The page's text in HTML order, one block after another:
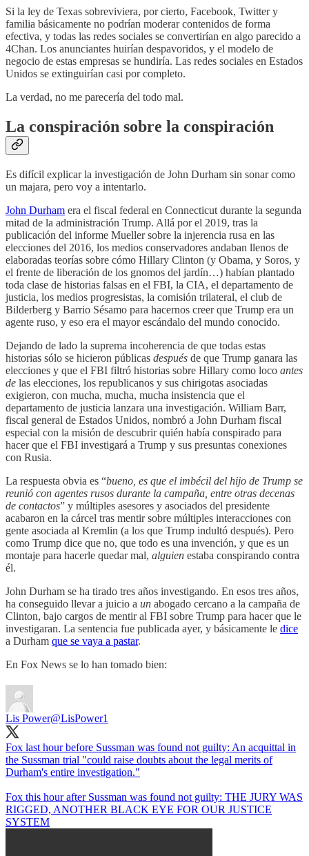
Si la ley de Texas sobreviviera, por cierto, Facebook, Twitter y
familia básicamente no podrían moderar contenidos de forma
efectiva, y todas las redes sociales se convertirían en algo parecido a
4Chan. Los anunciantes huirían despavoridos, y el modelo de
negocio de estas empresas se hundiría. Las redes sociales en Estados
Unidos se extinguirían casi por completo.
La verdad, no me parecería del todo mal.
La conspiración sobre la conspiración
Es difícil explicar la investigación de John Durham sin sonar como
un majara, pero voy a intentarlo.
John Durham era el fiscal federal en Connecticut durante la segunda
mitad de la administración Trump. Allá por el 2019, tras la
publicación del informe Mueller sobre la injerencia rusa en las
elecciones del 2016, los medios conservadores andaban llenos de
elaboradas teorías sobre cómo Hillary Clinton (y Obama, y Soros, y
el frente de liberación de los gnomos del jardín…) habían plantado
toda clase de historias falsas en el FBI, la CIA, el departamento de
justicia, los medios progresistas, la comisión trilateral, el club de
Bilderberg y Barrio Sésamo para hacernos creer que Trump era un
agente ruso, y eso era el mayor escándalo del mundo conocido.
Dejando de lado la suprema incoherencia de que todas estas
historias sólo se hicieron públicas después de que Trump ganara las
elecciones y que el FBI filtró historias sobre Hillary como loco antes
de las elecciones, los republicanos y sus chirigotas asociadas
exigieron, con mucha, mucha, mucha insistencia que el
departamento de justicia lanzara una investigación. William Barr,
fiscal general de Estados Unidos, nombró a John Durham fiscal
especial con la misión de descubrir quién había conspirado para
hacer que el FBI investigará a Trump y sus presuntas conexiones
con Rusia.
La respuesta obvia es “bueno, es que el imbécil del hijo de Trump se
reunió con agentes rusos durante la campaña, entre otras decenas
de contactos” y múltiples asesores y asociados del presidente
acabaron en la cárcel tras mentir sobre múltiples interacciones con
gente asociada al Kremlin (a los que Trump indultó después). Pero
como Trump dice que no, que todo es una invención, y que es un
montaje para hacerle quedar mal, alguien estaba conspirando contra
él.
John Durham se ha tirado tres años investigando. En esos tres años,
ha conseguido llevar a juicio a un abogado cercano a la campaña de
Clinton, bajo cargos de mentir al FBI sobre Trump para hacer que le
investigaran. La sentencia fue publicada ayer, y básicamente le dice
a Durham que se vaya a pastar.
En Fox News se lo han tomado bien:
Lis Power@LisPower1
Fox last hour before Sussman was found not guilty: An acquittal in
the Sussman trial "could raise doubts about the legal merits of
Durham's entire investigation."
Fox this hour after Sussman was found not guilty: THE JURY WAS
RIGGED, ANOTHER BLACK EYE FOR OUR JUSTICE
SYSTEM